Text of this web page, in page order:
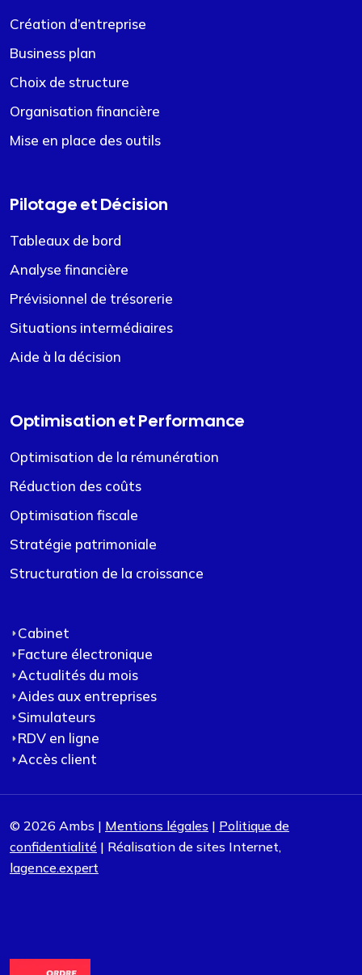
Création d’entreprise
Business plan
Choix de structure
Organisation financière
Mise en place des outils
Pilotage et Décision
Tableaux de bord
Analyse financière
Prévisionnel de trésorerie
Situations intermédiaires
Aide à la décision
Optimisation et Performance
Optimisation de la rémunération
Réduction des coûts
Optimisation fiscale
Stratégie patrimoniale
Structuration de la croissance
Cabinet
Facture électronique
Actualités du mois
Aides aux entreprises
Simulateurs
RDV en ligne
Accès client
© 2026 Ambs | Mentions légales | Politique de
confidentialité | Réalisation de sites Internet,
lagence.expert